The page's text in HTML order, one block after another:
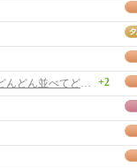
私にお構いなく炎の糸価格競争してどんどん並べてどうぞ。
+2